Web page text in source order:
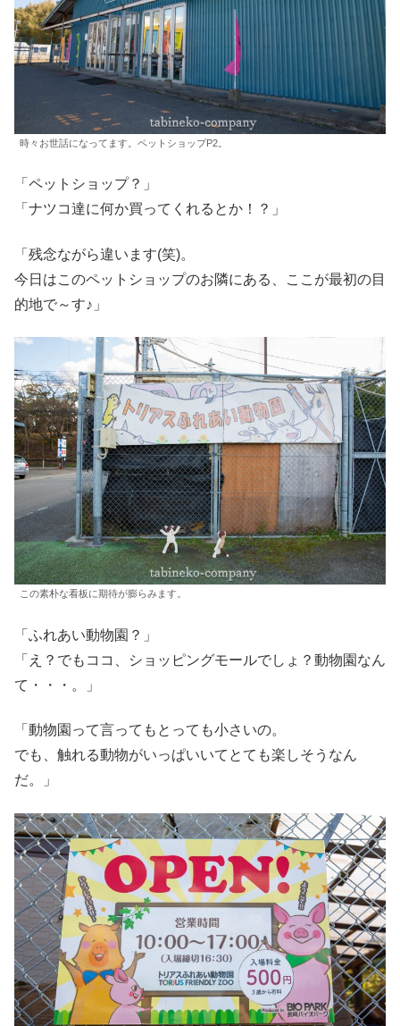
時々お世話になってます。ペットショップP2。
「ペットショップ？」
「ナツコ達に何か買ってくれるとか！？」
「残念ながら違います(笑)。
今日はこのペットショップのお隣にある、ここが最初の目
的地で～す♪」
この素朴な看板に期待が膨らみます。
「ふれあい動物園？」
「え？でもココ、ショッピングモールでしょ？動物園なん
て・・・。」
「動物園って言ってもとっても小さいの。
でも、触れる動物がいっぱいいてとても楽しそうなん
だ。」